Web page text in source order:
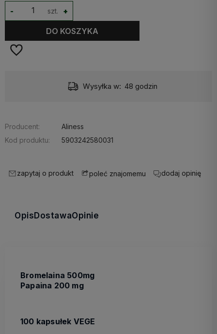
szt. +
-
DO KOSZYKA
Wysyłka w: 48 godzin
Producent:
Aliness
Kod produktu:
5903242580031
zapytaj o produkt poleć znajomemu dodaj opinię
Opis DostawaOpinie
Bromelaina 500mg
Papaina 200 mg
100 kapsułek VEGE